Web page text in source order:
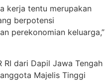
kerja tentu merupakan
berpotensi
perekonomian keluarga,”
RI dari Dapil Jawa Tengah
Majelis Tinggi